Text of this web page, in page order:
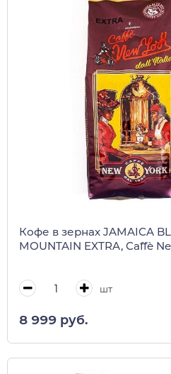
Кофе в зернах JAMAICA
MOUNTAIN EXTRA, Caffè
шт
8 999 руб.